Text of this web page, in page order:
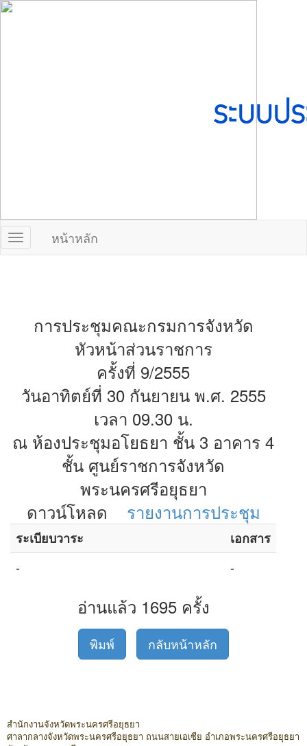
ระบบป
หน้าหลัก
การประชุมคณะกรมการจังหวัด
หัวหน้าส่วนราชการ
ครั้งที่ 9/2555
วันอาทิตย์ที่ 30 กันยายน พ.ศ. 2555
เวลา 09.30 น.
ณ ห้องประชุมอโยธยา ชั้น 3 อาคาร 4
ชั้น ศูนย์ราชการจังหวัด
พระนครศรีอยุธยา
ดาวน์โหลด
รายงานการประชุม
ระเบียบวาระ
เอกสาร
-
-
อ่านแล้ว 1695 ครั้ง
พิมพ์ กลับหน้าหลัก
สำนักงานจังหวัดพระนครศรีอยุธยา
ศาลากลางจังหวัดพระนครศรีอยุธยา ถนนสายเอเซีย อำเภอพระนครศรีอยุธยา